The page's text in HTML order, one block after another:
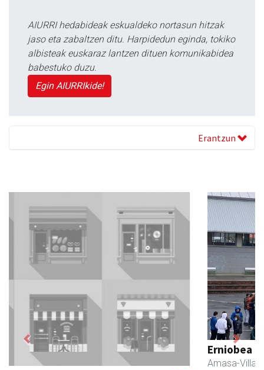
AIURRI hedabideak eskualdeko nortasun hitzak
jaso eta zabaltzen ditu. Harpidedun eginda, tokiko
albisteak euskaraz lantzen dituen komunikabidea
babestuko duzu.
Egin AIURRIkide!
Erantzun
Erniobea BHI
Amasa-Villabona - Hezkuntza
Previous Next